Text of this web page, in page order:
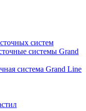
систем
системы Grand
система Grand Line